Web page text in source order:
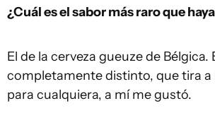
¿Cuál es el sabor más raro que
El de la cerveza gueuze de Bélgica.
completamente distinto, que tira a
para cualquiera, a mí me gustó.